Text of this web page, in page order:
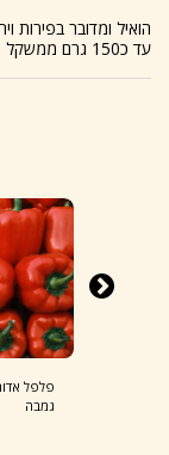
הואיל ומדובר בפירות
עד כ150 גרם ממשקל הההזמנה.
פלפל
גמבה